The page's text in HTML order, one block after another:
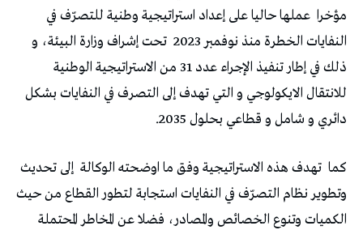
مؤخرا عملها حاليا على إعداد استراتيجية وطنية للتصرّف في
النفايات الخطرة منذ نوفمبر 2023
تحت إشراف وزارة البيئة، و
ذلك في إطار تنفيذ الإجراء عدد 31 من الاستراتيجية الوطنية
للانتقال الايكولوجي و التي تهدف إلى التصرف في النفايات بشكل
دائري و شامل و قطاعي بحلول 2035.
كما تهدف هذه الاستراتيجية وفق ما اوضحته الوكالة إلى تحديث
وتطوير نظام التصرّف في النفايات استجابة لتطور القطاع من حيث
الكميات وتنوع الخصائص والمصادر، فضلا عن المخاطر المحتملة